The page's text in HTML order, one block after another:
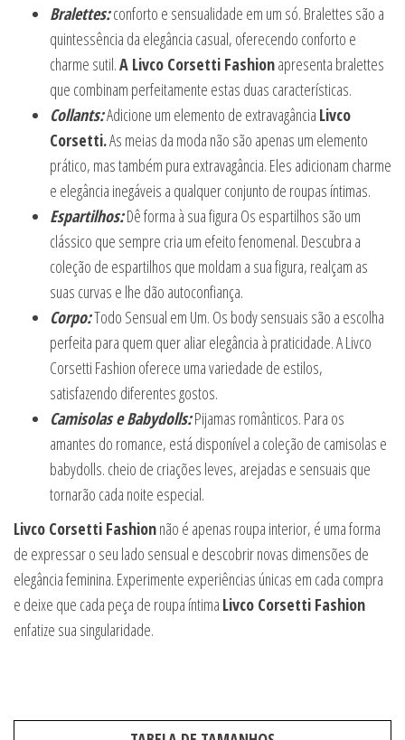
Bralettes:conforto e sensualidade em um só. Bralettes são a
quintessência da elegância casual, oferecendo conforto e
charme sutil.A Livco Corsetti Fashionapresenta bralettes
que combinam perfeitamente estas duas características.
Collants:Adicione um elemento de extravagância Livco
Corsetti.As meias da moda não são apenas um elemento
prático, mas também pura extravagância. Eles adicionam charme
e elegância inegáveis a qualquer conjunto de roupas íntimas.
Espartilhos:Dê forma à sua figura Os espartilhos são um
clássico que sempre cria um efeito fenomenal. Descubra a
coleção de espartilhos que moldam a sua figura, realçam as
suas curvas e lhe dão autoconfiança.
Corpo:Todo Sensual em Um. Os body sensuais são a escolha
perfeita para quem quer aliar elegância à praticidade. A Livco
Corsetti Fashion oferece uma variedade de estilos,
satisfazendo diferentes gostos.
Camisolas e Babydolls:Pijamas românticos. Para os
amantes do romance, está disponível a coleção de camisolas e
babydolls. cheio de criações leves, arejadas e sensuais que
tornarão cada noite especial.
Livco Corsetti Fashionnão é apenas roupa interior, é uma forma
de expressar o seu lado sensual e descobrir novas dimensões de
elegância feminina. Experimente experiências únicas em cada compra
e deixe que cada peça de roupa íntima Livco Corsetti Fashion
enfatize sua singularidade.